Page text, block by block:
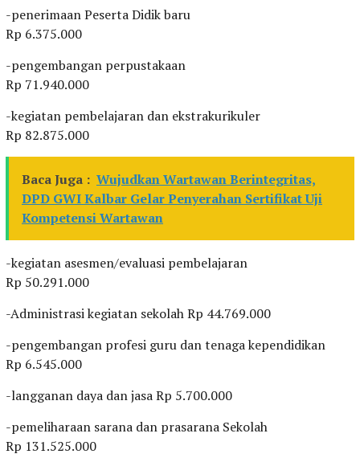
-penerimaan Peserta Didik baru
Rp 6.375.000
-pengembangan perpustakaan
Rp 71.940.000
-kegiatan pembelajaran dan ekstrakurikuler
Rp 82.875.000
Baca Juga : Wujudkan Wartawan Berintegritas,
DPD GWI Kalbar Gelar Penyerahan Sertifikat Uji
Kompetensi Wartawan
-kegiatan asesmen/evaluasi pembelajaran
Rp 50.291.000
-Administrasi kegiatan sekolah Rp 44.769.000
-pengembangan profesi guru dan tenaga kependidikan
Rp 6.545.000
-langganan daya dan jasa Rp 5.700.000
-pemeliharaan sarana dan prasarana Sekolah
Rp 131.525.000